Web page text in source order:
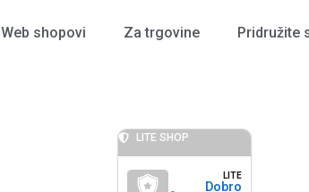
Web shopovi Za trgovine Pridružite
LITE SHOP
LITE
Dobro